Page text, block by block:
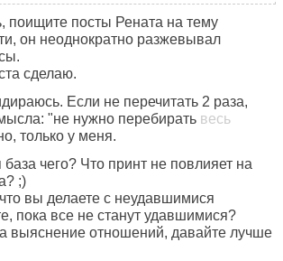
поищите посты Рената на тему
он неоднократно разжевывал
сделаю.
Если не перечитать 2 раза,
"не нужно перебирать весь
только у меня.
база чего? Что принт не повлияет на
;)
вы делаете с неудавшимися
пока все не станут удавшимися?
выяснение отношений, давайте лучше